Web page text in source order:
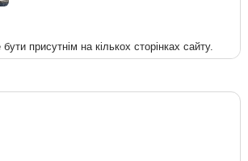
присутнім на кількох сторінках сайту.